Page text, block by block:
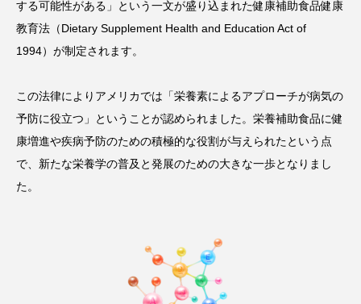
する可能性がある」という一文が盛り込まれた健康補助食品健康
教育法（Dietary Supplement Health and Education Act of
1994）が制定されます。
この法律によりアメリカでは「栄養素によるアプローチが病気の
予防に役立つ」ということが認められました。栄養補助食品に健
康増進や疾病予防のための積極的な役割が与えられたという点
で、新たな栄養学の普及と発展のための大きな一歩となりまし
た。